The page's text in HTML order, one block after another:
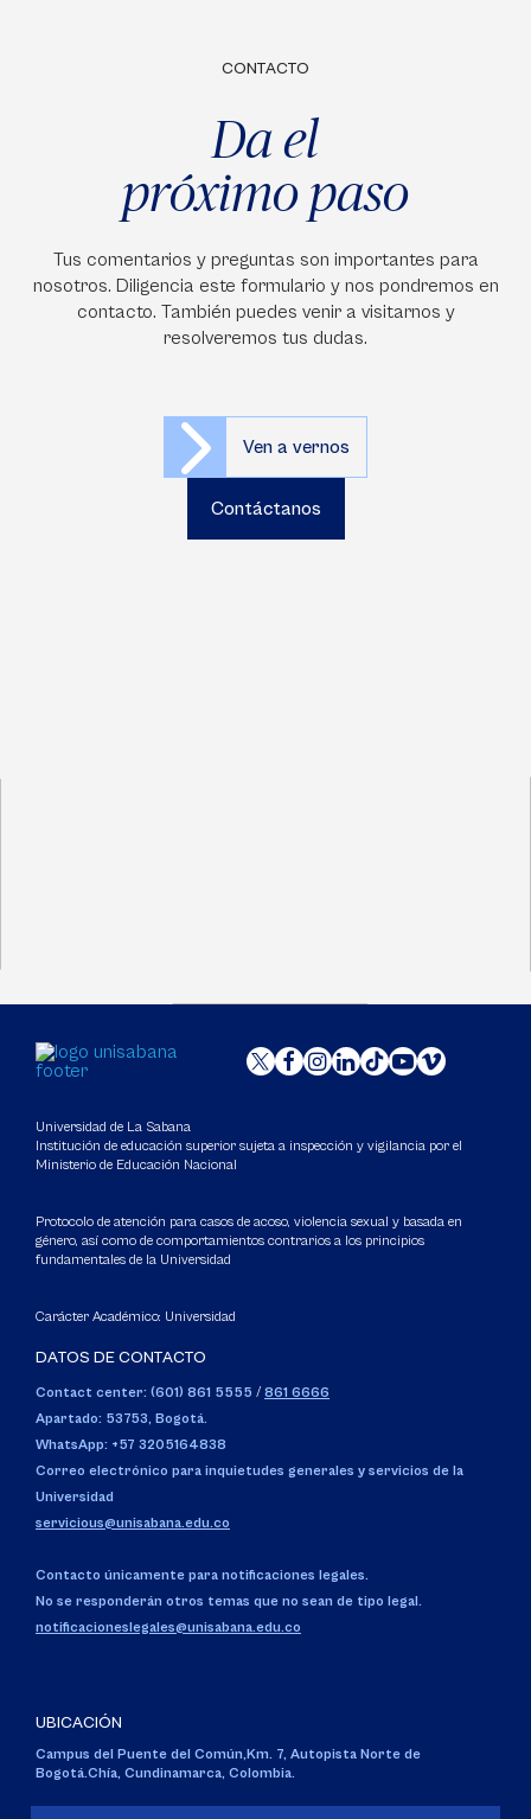
CONTACTO
Da el
próximo paso
Tus comentarios y preguntas son importantes para
nosotros. Diligencia este formulario y nos pondremos en
contacto. También puedes venir a visitarnos y
resolveremos tus dudas.
Ven a vernos
Contáctanos
Universidad de La Sabana
Institución de educación superior sujeta a inspección y vigilancia por el
Ministerio de Educación Nacional
Protocolo de atención para casos de acoso, violencia sexual y basada en
género, así como de comportamientos contrarios a los principios
fundamentales de la Universidad
Carácter Académico: Universidad
DATOS DE CONTACTO
Contact center: (601) 861 5555 / 861 6666
Apartado: 53753, Bogotá.
WhatsApp: +57 3205164838
Correo electrónico para inquietudes generales y servicios de la
Universidad
servicious@unisabana.edu.co
Contacto únicamente para notificaciones legales.
No se responderán otros temas que no sean de tipo legal.
notificacioneslegales@unisabana.edu.co
UBICACIÓN
Campus del Puente del Común,Km. 7, Autopista Norte de
Bogotá.Chía, Cundinamarca, Colombia.